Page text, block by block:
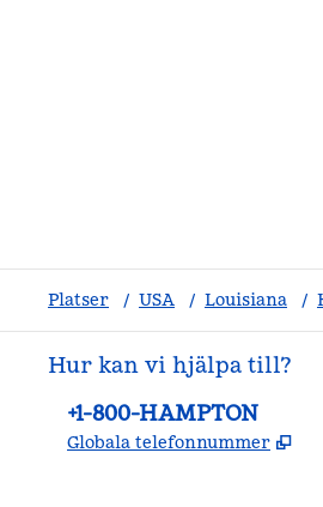
Platser / USA / Louisiana /
Hur kan vi hjälpa till?
Telefon:
+1-800-HAMPTON
Globala telefonnummer ,